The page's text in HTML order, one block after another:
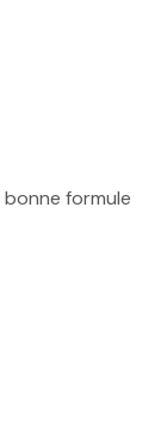
formule